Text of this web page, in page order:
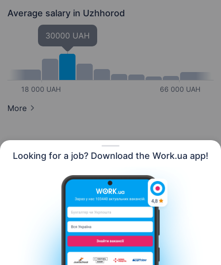
Looking for a job? Download the Work.ua app!
Average salary in Uzhhorod
18 000 UAH
30000 UAH
66 000 UAH
More
Contact us About us
Сareer